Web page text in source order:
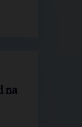
na